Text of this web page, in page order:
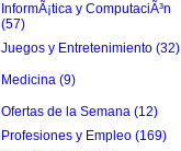
InformÃ¡tica y ComputaciÃ³n
(57)
Juegos y Entretenimiento (32)
Medicina (9)
Ofertas de la Semana (12)
Profesiones y Empleo (169)